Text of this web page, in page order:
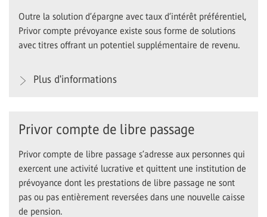
Outre la solution d’épargne avec taux d’intérêt préférentiel,
Privor compte prévoyance existe sous forme de solutions
avec titres offrant un potentiel supplémentaire de revenu.
Plus d'informations
Privor compte de libre passage
Privor compte de libre passage s’adresse aux personnes qui
exercent une activité lucrative et quittent une institution de
prévoyance dont les prestations de libre passage ne sont
pas ou pas entièrement reversées dans une nouvelle caisse
de pension.